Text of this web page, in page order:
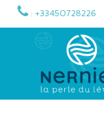
: +33450728226